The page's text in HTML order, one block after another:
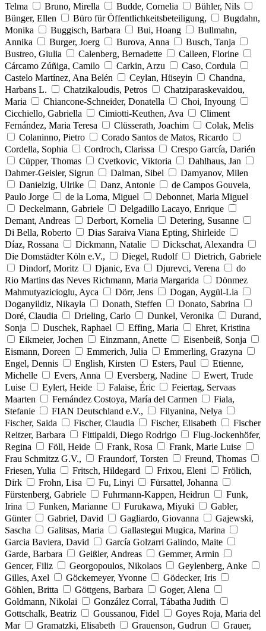
Telma
Bruno, Mirella Budde, Cornelia
Bühler, Nils
Bünger, Ellen
Büro für Öffentlichkeitsbeteiligung,
Bugdahn,
Monika
Buggisch, Barbara Bui, Hoang
Bullmahn,
Annika
Burger, Joerg Burova, Anna
Busch, Tanja
Bustreo, Giulia
Calenberg, Bernadette
Calleen, Florine
Cárcamo Zúñiga, Camilo
Carkin, Arzu
Caso, Cordula
Castelo Martínez, Ana Belén
Ceylan, Hüseyin
Chandna,
Harbans L.
Chatzikaloudis, Petros
Chatziparaskevaidou,
Maria
Chiancone-Schneider, Donatella
Choi, Inyoung
Cicchiello, Gabriella
Cimiotti-Keuthen, Ava
Climent
Fernández, Maria Teresa
Clüsserath, Joachim
Colak, Melis
Colaninno, Pietro
Corado Santos de Matos, Ricardo
Cordella, Sophia
Cordroch, Clarissa
Crespo García, Darién
Cüpper, Thomas
Cvetkovic, Viktoria
Dahlhaus, Jan
Dahmer-Geisler, Sigrun
Dalman, Sibel
Damyanov, Milen
Danielzig, Ulrike
Danz, Antonie
de Campos Gouveia,
Paulo Jorge
de la Loma, Miguel
Debonnet, Maria Miguel
Deckelmann, Gabriele
Delgadillo Lacayo, Enrique
Demant, Andreas
Derbort, Kornelia
Detering, Susanne
Di Bella, Roberto
Dias Saraiva Viana Epting, Shirleide
Díaz, Rossana
Dickmann, Natalie
Dickschat, Alexandra
Die Domstädter Köln e.V.,
Diegel, Rudolf
Dietrich, Gabriele
Dindorf, Moritz
Djanic, Eva Djurevci, Verena
do
Rio Martins das Neves Richmann, Maria Margarida
Dönmez
Mahmutyazicioglu, Ayca
Dörr, Jens
Dogan, Aygül-Lia
Doganyildiz, Nikayla
Donath, Steffen
Donato, Sabrina
Doré, Claudia
Drieling, Carlo Dunkel, Veronika
Durand,
Sonja
Duschek, Raphael Effing, Maria
Ehret, Kristina
Eikmeier, Jochen
Einzmann, Anette
Eisenbeiß, Sonja
Eismann, Doreen
Emmerich, Julia
Emmerling, Grazyna
Engel, Dennis
English, Kirsten Esters, Paul
Etienne,
Michelle
Evers, Anna Eversberg, Nadine
Ewert, Trude
Luise
Eylert, Heide Falaise, Éric
Feiertag, Servaas
Maarten
Fernández Costoya, María del Carmen
Fiala,
Stefanie
FIAN Deutschland e.V.,
Filyanina, Nelya
Fischer, Saida
Fischer, Claudia Fischer, Elisabeth
Fischer
Reitzer, Barbara
Fittipaldi, Diego Rodrigo
Flug-Jockenhöfer,
Regina
Föll, Heide Frank, Rosa
Frank, Marie Luise
Frau Schmitzz G.V.,
Fraundorf, Torsten
Freund, Thomas
Friesen, Yulia
Fritsch, Hildegard Frixou, Eleni
Frölich,
Dirk
Frohn, Lisa Fu, Linyi
Fürsattel, Johanna
Fürstenberg, Gabriele
Fuhrmann-Kappen, Heidrun
Funk,
Irina
Funken, Marianne Furukawa, Miyuki
Gabler,
Günter
Gabriel, David Gagliardo, Giovanna
Gajewski,
Sascha
Galitsas, Maria
Gallastegui Mugica, Marina
Garcia Baviera, David
García Golzarri Galindo, Maite
Garde, Barbara
Geißler, Andreas
Gemmer, Armin
Gencer, Filiz
Georgopoulos, Nikolaos
Geylenberg, Anke
Gilles, Axel
Göckemeyer, Yvonne
Gödecker, Iris
Göhlen, Britta
Göttgens, Barbara
Goger, Alena
Goldmann, Nikolai
González Corral, Tábatha Judith
Gottschalk, Beatriz
Goussanou, Fidel
Goyes Roja, Maria del
Mar
Gramatzki, Elisabeth Grauenson, Gudrun
Grauer,